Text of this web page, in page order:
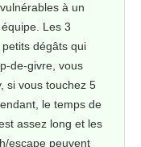
à un
Les 3
dégâts qui
de-givre, vous
si vous touchez 5
le temps de
assez long et les
escape peuvent